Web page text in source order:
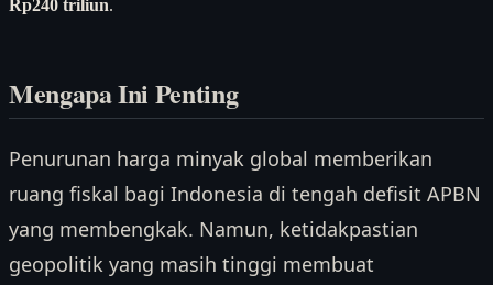
Rp240 triliun.
Mengapa Ini Penting
Penurunan harga minyak global memberikan
ruang fiskal bagi Indonesia di tengah defisit APBN
yang membengkak. Namun, ketidakpastian
geopolitik yang masih tinggi membuat